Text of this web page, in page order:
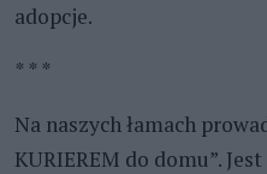
adopcje.
* * *
Na naszych łamach
KURIEREM do domu”.